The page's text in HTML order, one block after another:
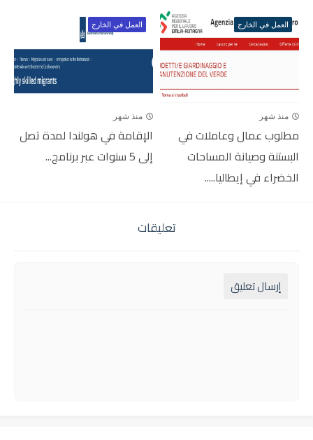
العمل في الخارج
منذ شهر
مطلوب عمال وعاملات في
البستنة وصيانة المساحات
الخضراء في إيطاليا.....
العمل في الخارج
منذ شهر
الإقامة في هولندا لمدة تصل
إلى 5 سنوات عبر برنامج...
تعليقات
إرسال تعليق